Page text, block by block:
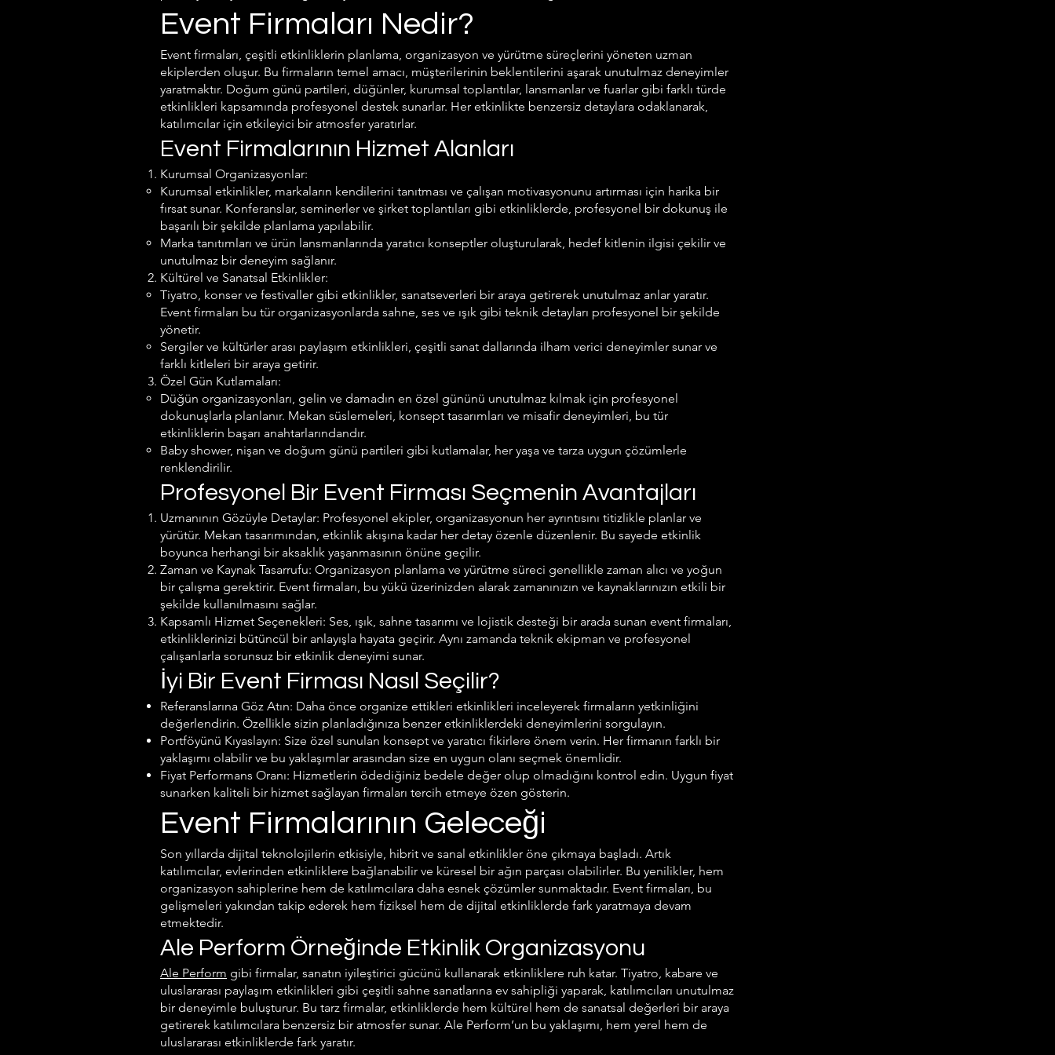
Event Firmaları Nedir?
Event firmaları, çeşitli etkinliklerin planlama, organizasyon ve yürütme süreçlerini yöneten uzman
ekiplerden oluşur. Bu firmaların temel amacı, müşterilerinin beklentilerini aşarak unutulmaz deneyimler
yaratmaktır. Doğum günü partileri, düğünler, kurumsal toplantılar, lansmanlar ve fuarlar gibi farklı türde
etkinlikleri kapsamında profesyonel destek sunarlar. Her etkinlikte benzersiz detaylara odaklanarak,
katılımcılar için etkileyici bir atmosfer yaratırlar.
Event Firmalarının Hizmet Alanları
Kurumsal Organizasyonlar:
Kurumsal etkinlikler, markaların kendilerini tanıtması ve çalışan motivasyonunu artırması için harika bir
fırsat sunar. Konferanslar, seminerler ve şirket toplantıları gibi etkinliklerde, profesyonel bir dokunuş ile
başarılı bir şekilde planlama yapılabilir.
Marka tanıtımları ve ürün lansmanlarında yaratıcı konseptler oluşturularak, hedef kitlenin ilgisi çekilir ve
unutulmaz bir deneyim sağlanır.
Kültürel ve Sanatsal Etkinlikler:
Tiyatro, konser ve festivaller gibi etkinlikler, sanatseverleri bir araya getirerek unutulmaz anlar yaratır.
Event firmaları bu tür organizasyonlarda sahne, ses ve ışık gibi teknik detayları profesyonel bir şekilde
yönetir.
Sergiler ve kültürler arası paylaşım etkinlikleri, çeşitli sanat dallarında ilham verici deneyimler sunar ve
farklı kitleleri bir araya getirir.
Özel Gün Kutlamaları:
Düğün organizasyonları, gelin ve damadın en özel gününü unutulmaz kılmak için profesyonel
dokunuşlarla planlanır. Mekan süslemeleri, konsept tasarımları ve misafir deneyimleri, bu tür
etkinliklerin başarı anahtarlarındandır.
Baby shower, nişan ve doğum günü partileri gibi kutlamalar, her yaşa ve tarza uygun çözümlerle
renklendirilir.
Profesyonel Bir Event Firması Seçmenin Avantajları
Uzmanının Gözüyle Detaylar: Profesyonel ekipler, organizasyonun her ayrıntısını titizlikle planlar ve
yürütür. Mekan tasarımından, etkinlik akışına kadar her detay özenle düzenlenir. Bu sayede etkinlik
boyunca herhangi bir aksaklık yaşanmasının önüne geçilir.
Zaman ve Kaynak Tasarrufu: Organizasyon planlama ve yürütme süreci genellikle zaman alıcı ve yoğun
bir çalışma gerektirir. Event firmaları, bu yükü üzerinizden alarak zamanınızın ve kaynaklarınızın etkili bir
şekilde kullanılmasını sağlar.
Kapsamlı Hizmet Seçenekleri: Ses, ışık, sahne tasarımı ve lojistik desteği bir arada sunan event firmaları,
etkinliklerinizi bütüncül bir anlayışla hayata geçirir. Aynı zamanda teknik ekipman ve profesyonel
çalışanlarla sorunsuz bir etkinlik deneyimi sunar.
İyi Bir Event Firması Nasıl Seçilir?
Referanslarına Göz Atın: Daha önce organize ettikleri etkinlikleri inceleyerek firmaların yetkinliğini
değerlendirin. Özellikle sizin planladığınıza benzer etkinliklerdeki deneyimlerini sorgulayın.
Portföyünü Kıyaslayın: Size özel sunulan konsept ve yaratıcı fikirlere önem verin. Her firmanın farklı bir
yaklaşımı olabilir ve bu yaklaşımlar arasından size en uygun olanı seçmek önemlidir.
Fiyat Performans Oranı: Hizmetlerin ödediğiniz bedele değer olup olmadığını kontrol edin. Uygun fiyat
sunarken kaliteli bir hizmet sağlayan firmaları tercih etmeye özen gösterin.
Event Firmalarının Geleceği
Son yıllarda dijital teknolojilerin etkisiyle, hibrit ve sanal etkinlikler öne çıkmaya başladı. Artık
katılımcılar, evlerinden etkinliklere bağlanabilir ve küresel bir ağın parçası olabilirler. Bu yenilikler, hem
organizasyon sahiplerine hem de katılımcılara daha esnek çözümler sunmaktadır. Event firmaları, bu
gelişmeleri yakından takip ederek hem fiziksel hem de dijital etkinliklerde fark yaratmaya devam
etmektedir.
Ale Perform Örneğinde Etkinlik Organizasyonu
Ale Perform gibi firmalar, sanatın iyileştirici gücünü kullanarak etkinliklere ruh katar. Tiyatro, kabare ve
uluslararası paylaşım etkinlikleri gibi çeşitli sahne sanatlarına ev sahipliği yaparak, katılımcıları unutulmaz
bir deneyimle buluşturur. Bu tarz firmalar, etkinliklerde hem kültürel hem de sanatsal değerleri bir araya
getirerek katılımcılara benzersiz bir atmosfer sunar. Ale Perform’un bu yaklaşımı, hem yerel hem de
uluslararası etkinliklerde fark yaratır.